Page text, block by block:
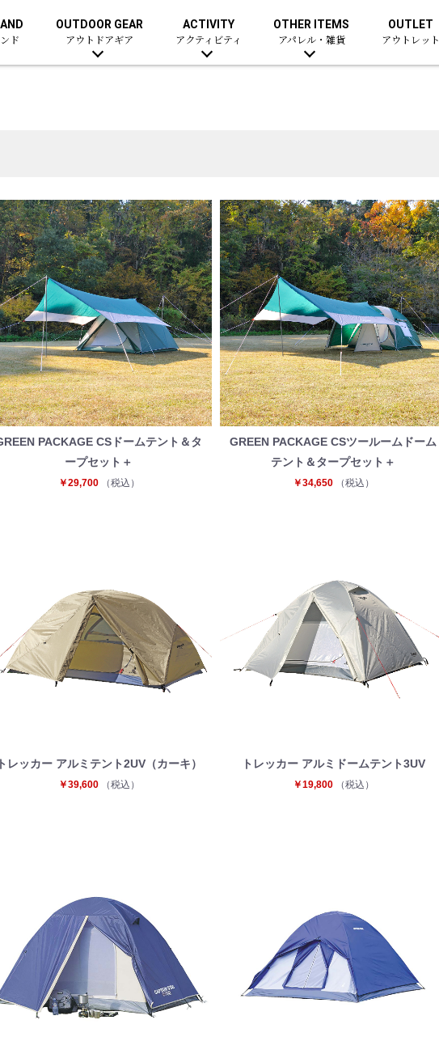
ド
OUTDOOR GEAR
アウトドアギア
ACTIVITY
アクティビティ
OTHER ITEMS
アパレル・雑貨
OUTLET
アウトレット
PACKAGE CSドームテント＆タ
ープセット＋
￥29,700 （税込）
GREEN PACKAGE CSツールームドーム
テント＆タープセット＋
￥34,650 （税込）
トレッカー アルミテント2UV（カーキ）
￥39,600 （税込）
トレッカー アルミドームテント3UV
￥19,800 （税込）